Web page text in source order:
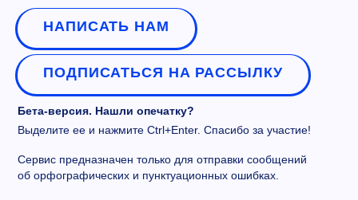
НАПИСАТЬ НАМ
ПОДПИСАТЬСЯ НА РАССЫЛКУ
Бета-версия. Нашли опечатку?
Выделите ее и нажмите Ctrl+Enter. Спасибо за участие!
Сервис предназначен только для отправки сообщений
об орфографических и пунктуационных ошибках.